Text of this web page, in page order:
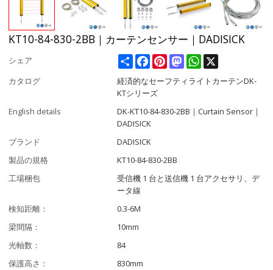
KT10-84-830-2BB｜カーテンセンサー｜DADISICK
シェア ShareFacebookPinterestMastodonWhatsApp
カタログ
経済的なセーフティライトカーテンDK-
KTシリーズ
English details
DK-KT10-84-830-2BB｜Curtain Sensor｜
DADISICK
ブランド
DADISICK
製品の規格
KT10-84-830-2BB
工場梱包
受信機 1 台と送信機 1 台アクセサリ、デ
ータ線
検知距離：
0.3-6M
梁間隔：
10mm
光軸数：
84
保護高さ：
830mm